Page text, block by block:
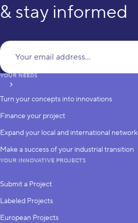
& stay informed
subscribe
YOUR NEEDS
Turn your concepts into innovations
Finance your project
Expand your local and international network
Make a success of your industrial transition
YOUR INNOVATIVE PROJECTS
Submit a Project
Labeled Projects
European Projects